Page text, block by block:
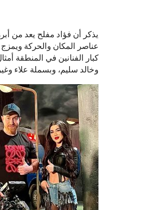
يذكر أن فؤاد مفلح يعد من
عناصر المكان والحركة ويمزج
كبار الفنانين في المنطقة
وخالد سليم، وبسملة علاء